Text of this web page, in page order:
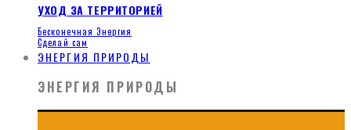
УХОД ЗА ТЕРРИТОРИЕЙ
Бесконечная Энергия
Сделай сам
ЭНЕРГИЯ ПРИРОДЫ
ЭНЕРГИЯ ПРИРОДЫ